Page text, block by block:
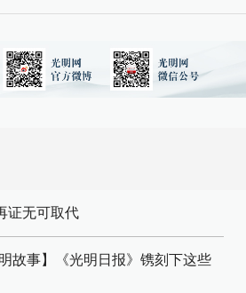
证无可取代
故事】《光明日报》镌刻下这些